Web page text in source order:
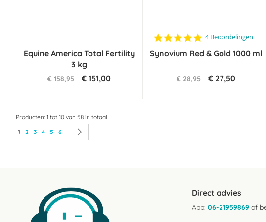
Equine America Total Fertility
3 kg
€ 158,95 € 151,00
5.0
rating
4 Beoordelingen
Synovium Red & Gold 1000 ml
€ 28,95 € 27,50
Producten: 1 tot 10 van 58 in totaal
Pagina
U lees momenteel pagina
1 Pagina
2 Pagina
3 Pagina
4 Pagina
5 Pagina
6
Direct advies
App: 06-21959869 of